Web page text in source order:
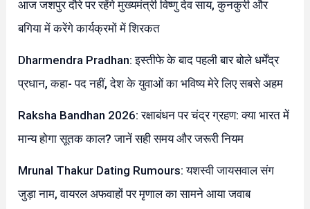
आज जशपुर दौरे पर रहेंगे मुख्यमंत्री विष्णु देव साय, कुनकुरी और
बगिया में करेंगे कार्यक्रमों में शिरकत
Dharmendra Pradhan: इस्तीफे के बाद पहली बार बोले धर्मेंद्र
प्रधान, कहा- पद नहीं, देश के युवाओं का भविष्य मेरे लिए सबसे अहम
Raksha Bandhan 2026: रक्षाबंधन पर चंद्र ग्रहण: क्या भारत में
मान्य होगा सूतक काल? जानें सही समय और जरूरी नियम
Mrunal Thakur Dating Rumours: यशस्वी जायसवाल संग
जुड़ा नाम, वायरल अफवाहों पर मृणाल का सामने आया जवाब